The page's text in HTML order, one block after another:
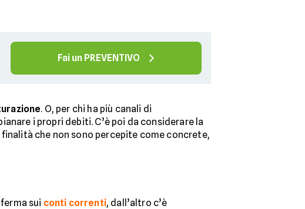
Fai un PREVENTIVO
. O, per chi ha più canali di
i propri debiti. C’è poi da considerare la
che non sono percepite come concrete,
sui conti correnti, dall’altro c’è